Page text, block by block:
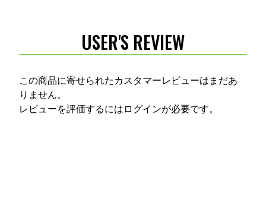
USER'S REVIEW
この商品に寄せられたカスタマーレビューはまだあ
りません。
レビューを評価するには ログインが必要です。